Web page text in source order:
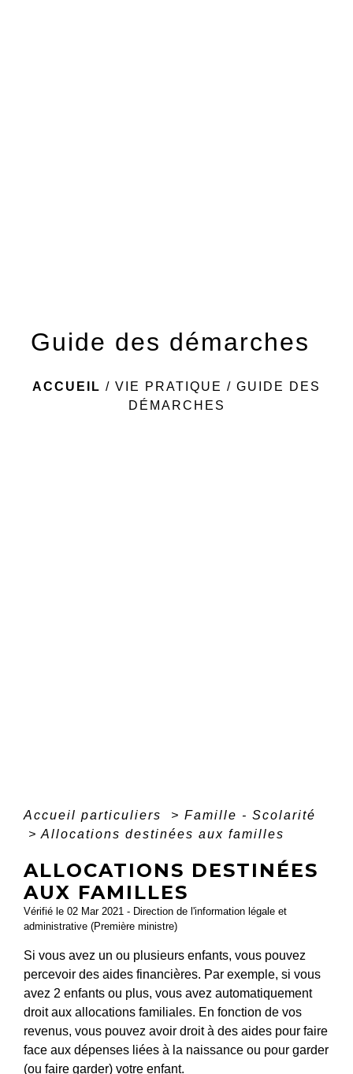
Guide des démarches
ACCUEIL / VIE PRATIQUE / GUIDE DES
DÉMARCHES
Accueil particuliers > Famille - Scolarité
> Allocations destinées aux familles
ALLOCATIONS DESTINÉES
AUX FAMILLES
Vérifié le 02 Mar 2021 - Direction de l'information légale et
administrative (Première ministre)
Si vous avez un ou plusieurs enfants, vous pouvez
percevoir des aides financières. Par exemple, si vous
avez 2 enfants ou plus, vous avez automatiquement
droit aux allocations familiales. En fonction de vos
revenus, vous pouvez avoir droit à des aides pour faire
face aux dépenses liées à la naissance ou pour garder
(ou faire garder) votre enfant.